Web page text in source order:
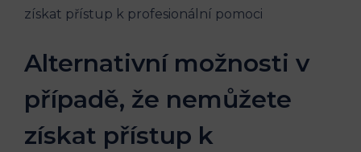
Alternativní možnosti v
případě,⁤ že nemůžete
získat⁣ přístup k